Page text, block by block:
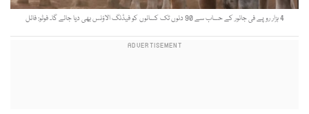
4 ہزار روپے فی جانور کے حساب سے 90 دنوں تک کسانوں کو فیڈنگ الاؤنس بھی دیا جائے گا۔ فوٹو: فائل